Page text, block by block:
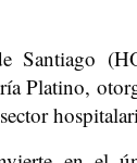
Santiago
Platino,